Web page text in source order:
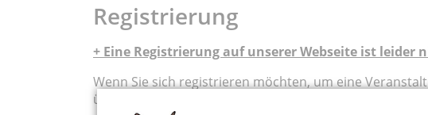
Registrierung
+ Eine Registrierung auf unserer Webseite ist
Wenn Sie sich registrieren möchten, um eine
über dieses Formular: